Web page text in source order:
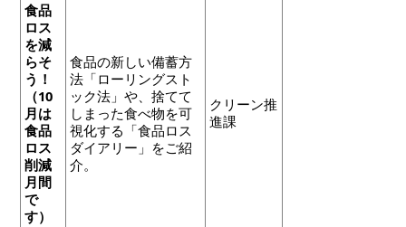
食品
ロス
を減
らそ
う！
（10
月は
食品
ロス
削減
月間
で
す）
食品の新しい備蓄方
法「ローリングスト
ック法」や、捨てて
しまった食べ物を可
視化する「食品ロス
ダイアリー」をご紹
介。
クリーン推
進課